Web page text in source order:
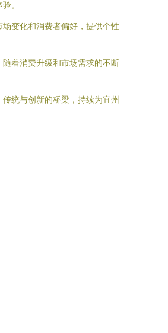
。
变化和消费者偏好，提供个性
着消费升级和市场需求的不断
统与创新的桥梁，持续为宜州